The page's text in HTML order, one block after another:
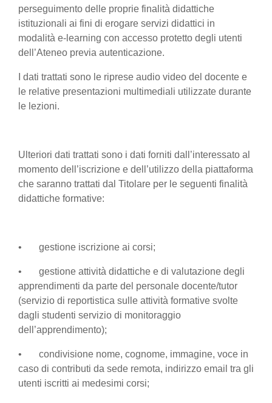
perseguimento delle proprie finalità didattiche
istituzionali ai fini di erogare servizi didattici in
modalità e-learning con accesso protetto degli utenti
dell’Ateneo previa autenticazione.
I dati trattati sono le riprese audio video del docente e
le relative presentazioni multimediali utilizzate durante
le lezioni.
Ulteriori dati trattati sono i dati forniti dall’interessato al
momento dell’iscrizione e dell’utilizzo della piattaforma
che saranno trattati dal Titolare per le seguenti finalità
didattiche formative:
• gestione iscrizione ai corsi;
• gestione attività didattiche e di valutazione degli
apprendimenti da parte del personale docente/tutor
(servizio di reportistica sulle attività formative svolte
dagli studenti servizio di monitoraggio
dell’apprendimento);
• condivisione nome, cognome, immagine, voce in
caso di contributi da sede remota, indirizzo email tra gli
utenti iscritti ai medesimi corsi;